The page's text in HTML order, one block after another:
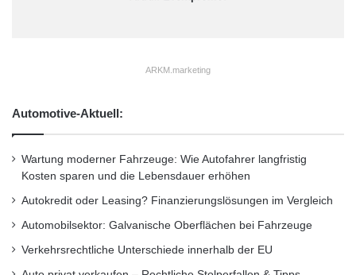
exakte Lenkreaktionen und leichtes
Kontrollsystem ausgerüstet wären, schätzt die
finnische Verkehrssicherheitsorganisation Trafi
für die Pkws in Finnland. Ähnlich große
Spriteinsparungen sind in Deutschland zu
erzielen, prognostiziert Vianor Reifen- und
Auto-Service.
F
u
n
ARKM.marketing
Automotive-Aktuell:
Wartung moderner Fahrzeuge: Wie Autofahrer langfristig
Kosten sparen und die Lebensdauer erhöhen
Autokredit oder Leasing? Finanzierungslösungen im Vergleich
Automobilsektor: Galvanische Oberflächen bei Fahrzeuge
Verkehrsrechtliche Unterschiede innerhalb der EU